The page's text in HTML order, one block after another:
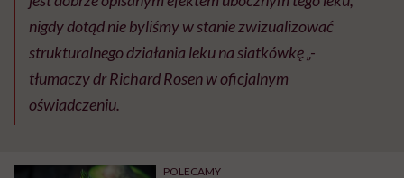
nigdy dotąd nie byliśmy w stanie zwizualizować
strukturalnego działania leku na siatkówkę „-
tłumaczy dr Richard Rosen w oficjalnym
oświadczeniu.
POLECAMY